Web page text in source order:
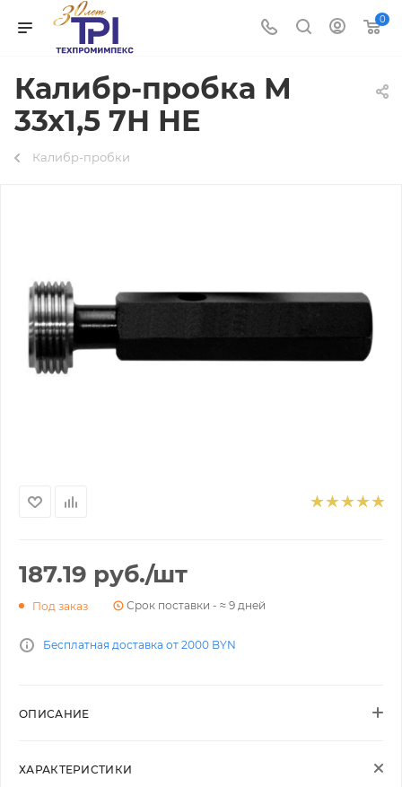
0
Калибр-пробка М
33х1,5 7Н НЕ
Калибр-пробки
187.19 руб./шт
Под заказ Срок поставки - ≈ 9 дней
Бесплатная доставка от 2000 BYN
ОПИСАНИЕ
ХАРАКТЕРИСТИКИ